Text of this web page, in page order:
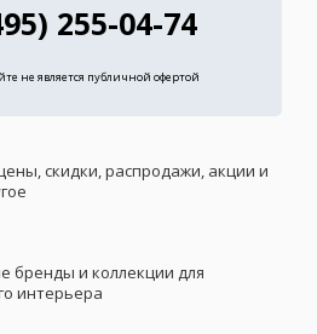
255-04-74
не является публичной офертой
скидки, распродажи, акции и
бренды и коллекции для
интерьера